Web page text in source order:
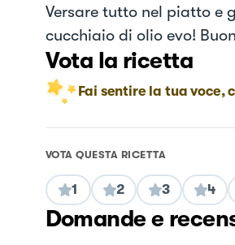
Versare tutto nel piatto e
cucchiaio di olio evo!
Vota la ricetta
Fai sentire la tua voce,
VOTA QUESTA RICETTA
1 2 3 4
Domande e